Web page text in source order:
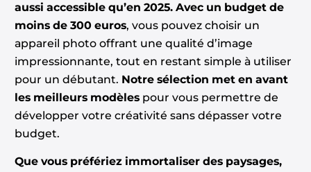
aussi accessible qu’en 2025. Avec un budget de
moins de 300 euros, vous pouvez choisir un
appareil photo offrant une qualité d’image
impressionnante, tout en restant simple à utiliser
pour un débutant. Notre sélection met en avant
les meilleurs modèlespour vous permettre de
développer votre créativité sans dépasser votre
budget.
Que vous préfériez immortaliser des paysages,